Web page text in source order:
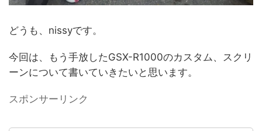
どうも、nissyです。
今回は、もう手放したGSX-R1000のカスタム、スクリ
ーンについて書いていきたいと思います。
スポンサーリンク